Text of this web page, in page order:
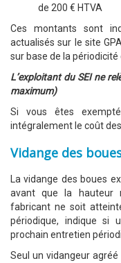
de 200 € HTVA
Ces montants sont
actualisés sur le site
sur base de la
L’exploitant du SEI ne
maximum)
Si vous êtes
intégralement le coût
Vidange des
La vidange des boues
avant que la hauteur
fabricant ne soit
périodique, indique si
prochain entretien
Seul un vidangeur